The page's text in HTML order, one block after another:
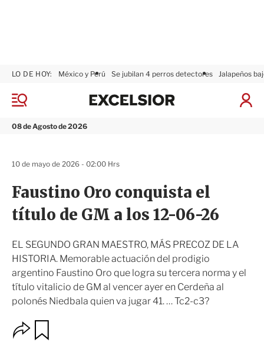
M
n
08 de Agosto de 2026
LO DE HOY: México y Perú Se jubilan 4 perros detectores Jalapeños
I
x
Faustino Oro conquista el
título de GM a los 12-06-26
EL SEGUNDO GRAN MAESTRO, MÁS PRECOZ DE LA
HISTORIA. Memorable actuación del prodigio
argentino Faustino Oro que logra su tercera norma y el
título vitalicio de GM al vencer ayer en Cerdeña al
polonés Niedbala quien va jugar 41. … Tc2-c3?
10 de mayo de 2026 - 02:00 Hrs
O
p